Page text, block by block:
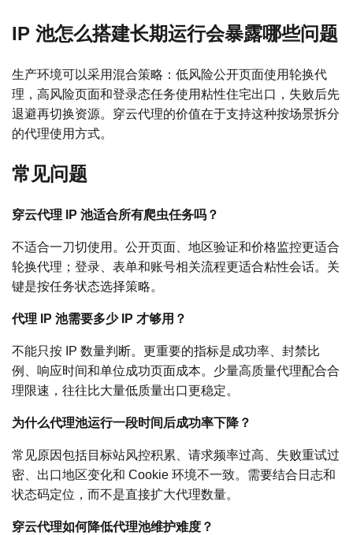
IP 池怎么搭建长期运行会暴露哪些问题
生产环境可以采用混合策略：低风险公开页面使用轮换代
理，高风险页面和登录态任务使用粘性住宅出口，失败后先
退避再切换资源。穿云代理的价值在于支持这种按场景拆分
的代理使用方式。
常见问题
穿云代理 IP 池适合所有爬虫任务吗？
不适合一刀切使用。公开页面、地区验证和价格监控更适合
轮换代理；登录、表单和账号相关流程更适合粘性会话。关
键是按任务状态选择策略。
代理 IP 池需要多少 IP 才够用？
不能只按 IP 数量判断。更重要的指标是成功率、封禁比
例、响应时间和单位成功页面成本。少量高质量代理配合合
理限速，往往比大量低质量出口更稳定。
为什么代理池运行一段时间后成功率下降？
常见原因包括目标站风控积累、请求频率过高、失败重试过
密、出口地区变化和 Cookie 环境不一致。需要结合日志和
状态码定位，而不是直接扩大代理数量。
穿云代理如何降低代理池维护难度？